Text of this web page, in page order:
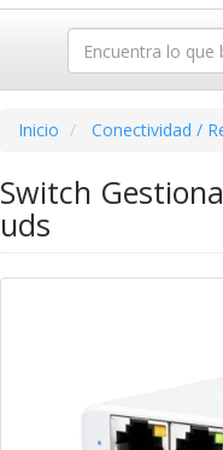
Inicio Conectividad /
Switch
uds